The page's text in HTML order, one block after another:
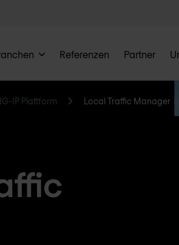
Referenzen Partner
IP Plattform Local Traffic Manager